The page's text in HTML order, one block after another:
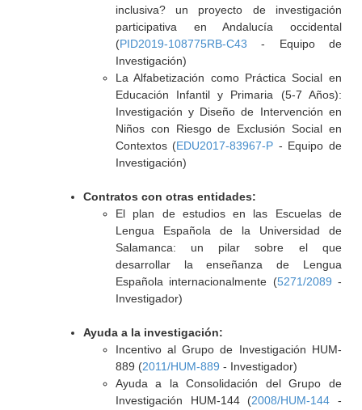
inclusiva? un proyecto de investigación
participativa en Andalucía occidental
(PID2019-108775RB-C43 - Equipo de
Investigación)
La Alfabetización como Práctica Social en
Educación Infantil y Primaria (5-7 Años):
Investigación y Diseño de Intervención en
Niños con Riesgo de Exclusión Social en
Contextos (EDU2017-83967-P - Equipo de
Investigación)
Contratos con otras entidades:
El plan de estudios en las Escuelas de
Lengua Española de la Universidad de
Salamanca: un pilar sobre el que
desarrollar la enseñanza de Lengua
Española internacionalmente (5271/2089 -
Investigador)
Ayuda a la investigación:
Incentivo al Grupo de Investigación HUM-
889 (2011/HUM-889 - Investigador)
Ayuda a la Consolidación del Grupo de
Investigación HUM-144 (2008/HUM-144 -